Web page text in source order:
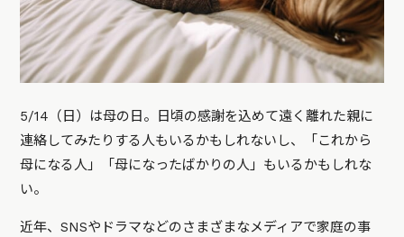
5/14（日）は母の日。日頃の感謝を込めて遠く離れた親に
連絡してみたりする人もいるかもしれないし、「これから
母になる人」「母になったばかりの人」もいるかもしれな
い。
近年、SNSやドラマなどのさまざまなメディアで家庭の事